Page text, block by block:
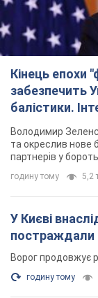
Кінець епохи
забезпечить
балістики.
Володимир
та окреслив нове
партнерів у
годину тому 5,2
У Києві
Ворог продовжує
годину тому